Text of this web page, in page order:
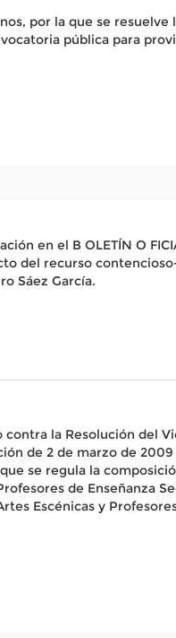
por la que se
pública para
en el B OLETÍN O
del recurso
Sáez García.
la Resolución del
de 2 de marzo de 2009
se regula la
de Enseñanza
Escénicas y